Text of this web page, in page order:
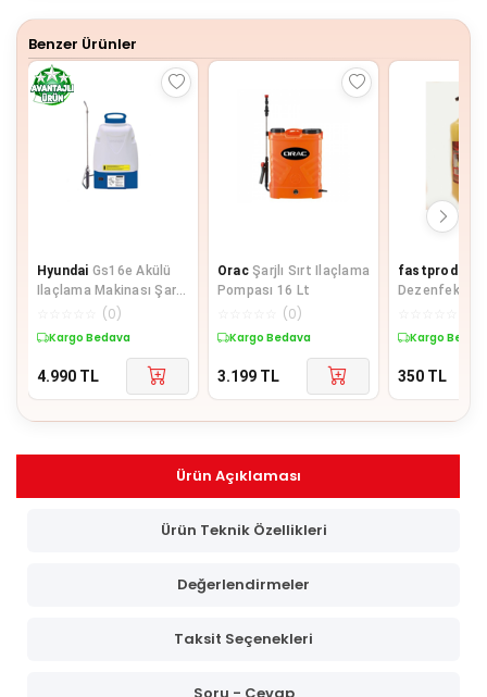
Benzer Ürünler
Hyundai Gs16e Akülü
Ilaçlama Makinası Şarjlı
(0)
Kargo Bedava
4.990 TL
Orac Şarjlı Sırt Ilaçlama
Pompası 16 Lt
(0)
Kargo Bedava
3.199 TL
fastproduct
Dezenfekte
Kargo
350 TL
Ürün Açıklaması
Ürün Teknik Özellikleri
Değerlendirmeler
Taksit Seçenekleri
Soru - Cevap